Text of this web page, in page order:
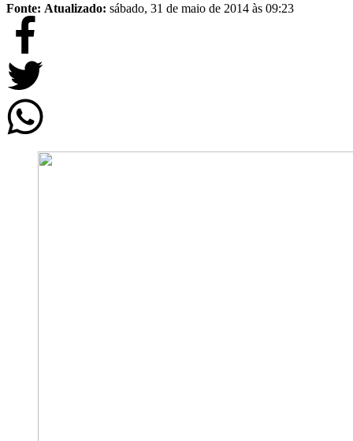
Fonte: Atualizado: sábado, 31 de maio de 2014 às 09:23